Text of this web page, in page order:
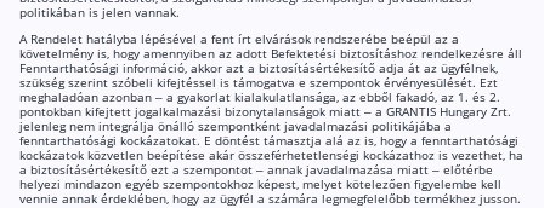
Hitel
Vállalkozói hitel
Szabad felhasználású hitel
politikában is jelen vannak.
A Rendelet hatályba lépésével a fent írt elvárások rendszerébe beépül az a
követelmény is, hogy amennyiben az adott Befektetési biztosításhoz rendelkezésre áll
Fenntarthatósági információ, akkor azt a biztosításértékesítő adja át az ügyfélnek,
szükség szerint szóbeli kifejtéssel is támogatva e szempontok érvényesülését. Ezt
meghaladóan azonban – a gyakorlat kialakulatlansága, az ebből fakadó, az 1. és 2.
pontokban kifejtett jogalkalmazási bizonytalanságok miatt – a GRANTIS Hungary Zrt.
jelenleg nem integrálja önálló szempontként javadalmazási politikájába a
fenntarthatósági kockázatokat. E döntést támasztja alá az is, hogy a fenntarthatósági
kockázatok közvetlen beépítése akár összeférhetetlenségi kockázathoz is vezethet, ha
a biztosításértékesítő ezt a szempontot – annak javadalmazása miatt – előtérbe
helyezi mindazon egyéb szempontokhoz képest, melyet kötelezően figyelembe kell
vennie annak érdeklében, hogy az ügyfél a számára legmegfelelőbb termékhez jusson.